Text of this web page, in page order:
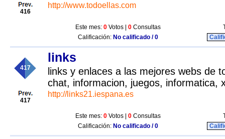
416
http://www.todoellas.com
Este mes: 0 Votos | 0 Consultas
Calificación: No calificado / 0
417
417
links
links y enlaces a las mejores webs de
chat, informacion, juegos, informatica,
http://links21.iespana.es
Este mes: 0 Votos | 0 Consultas
Calificación: No calificado / 0